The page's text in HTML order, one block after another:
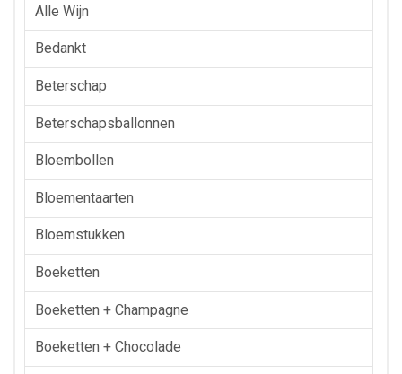
Alle Wijn
Bedankt
Beterschap
Beterschapsballonnen
Bloembollen
Bloementaarten
Bloemstukken
Boeketten
Boeketten + Champagne
Boeketten + Chocolade